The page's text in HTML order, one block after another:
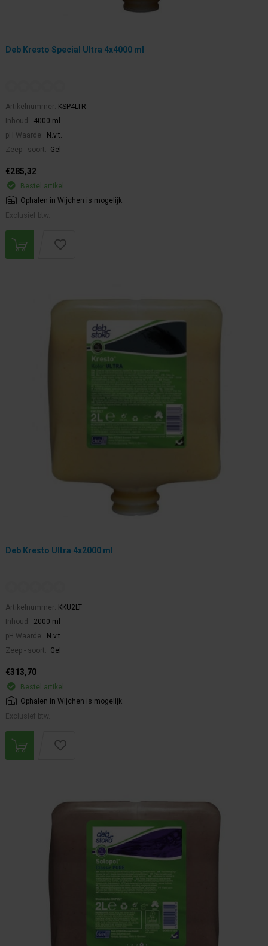
Deb Kresto Special Ultra 4x4000 ml
Artikelnummer: KSP4LTR
Inhoud:
4000 ml
pH Waarde:
N.v.t.
Zeep - soort:
Gel
€285,32
Bestel artikel.
Ophalen in Wijchen is mogelijk.
Exclusief btw.
Deb Kresto Ultra 4x2000 ml
Artikelnummer: KKU2LT
Inhoud:
2000 ml
pH Waarde:
N.v.t.
Zeep - soort:
Gel
€313,70
Bestel artikel.
Ophalen in Wijchen is mogelijk.
Exclusief btw.